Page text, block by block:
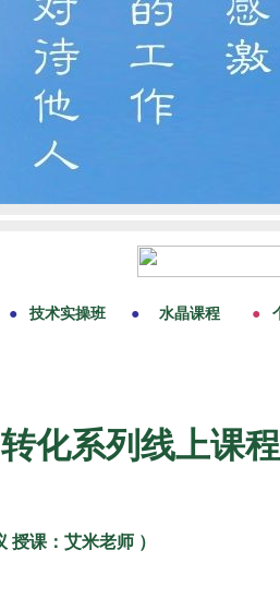
化系列线上课程
授课：艾米老师 ）